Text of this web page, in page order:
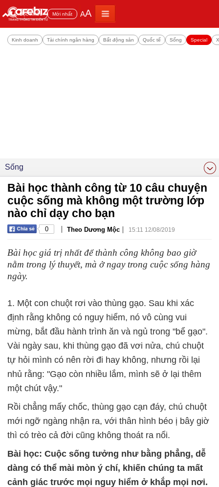
Đọc nhiều Mới nhất AA
Kinh doanh Tài chính ngân hàng Bất động sản Quốc tế Sống Special
Sống
Bài học thành công từ 10 câu chuyện
cuộc sống mà không một trường lớp
nào chỉ dạy cho bạn
0 | Theo Dương Mộc | 15:11 12/08/2019
Bài học giá trị nhất để thành công không bao giờ
nằm trong lý thuyết, mà ở ngay trong cuộc sống hàng
ngày.
1. Một con chuột rơi vào thùng gạo. Sau khi xác
định rằng không có nguy hiểm, nó vô cùng vui
mừng, bắt đầu hành trình ăn và ngủ trong "bể gạo".
Vài ngày sau, khi thùng gạo đã vơi nửa, chú chuột
tự hỏi mình có nên rời đi hay không, nhưng rồi lại
nhủ rằng: "Gạo còn nhiều lắm, mình sẽ ở lại thêm
một chút vậy."
Rồi chẳng mấy chốc, thùng gạo cạn đáy, chú chuột
mới ngỡ ngàng nhận ra, với thân hình béo ị bây giờ
thì có trèo cả đời cũng không thoát ra nổi.
Bài học: Cuộc sống tưởng như bằng phẳng, dễ
dàng có thể mài mòn ý chí, khiến chúng ta mất
cảnh giác trước mọi nguy hiểm ở khắp mọi nơi.